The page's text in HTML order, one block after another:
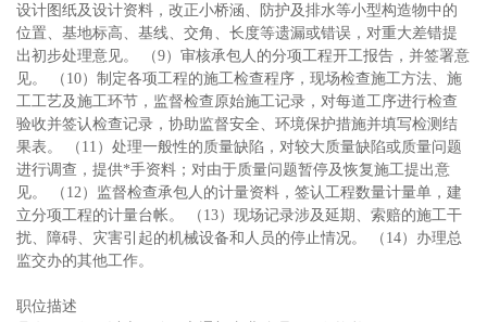
设计图纸及设计资料，改正小桥涵、防护及排水等小型构造物中的
位置、基地标高、基线、交角、长度等遗漏或错误，对重大差错提
出初步处理意见。 （9）审核承包人的分项工程开工报告，并签署意
见。 （10）制定各项工程的施工检查程序，现场检查施工方法、施
工工艺及施工环节，监督检查原始施工记录，对每道工序进行检查
验收并签认检查记录，协助监督安全、环境保护措施并填写检测结
果表。 （11）处理一般性的质量缺陷，对较大质量缺陷或质量问题
进行调查，提供*手资料；对由于质量问题暂停及恢复施工提出意
见。 （12）监督检查承包人的计量资料，签认工程数量计量单，建
立分项工程的计量台帐。 （13）现场记录涉及延期、索赔的施工干
扰、障碍、灾害引起的机械设备和人员的停止情况。 （14）办理总
监交办的其他工作。
职位描述